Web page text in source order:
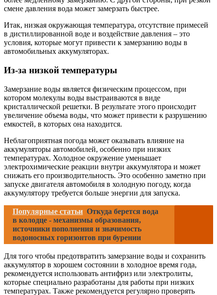
смене давления вода может замерзать быстрее.
Итак, низкая окружающая температура, отсутствие примесей
в дистиллированной воде и воздействие давления – это
условия, которые могут привести к замерзанию воды в
автомобильных аккумуляторах.
Из-за низкой температуры
Замерзание воды является физическим процессом, при
котором молекулы воды выстраиваются в виде
кристаллической решетки. В результате этого происходит
увеличение объема воды, что может привести к разрушению
емкостей, в которых она находится.
Неблагоприятная погода может оказывать влияние на
аккумуляторы автомобилей, особенно при низких
температурах. Холодное окружение уменьшает
электрохимические реакции внутри аккумулятора и может
снижать его производительность. Это особенно заметно при
запуске двигателя автомобиля в холодную погоду, когда
аккумулятору требуется больше энергии для запуска.
Популярные статьи Откуда берется вода
в колодце - механизмы образования,
источники пополнения и значимость
водоносных горизонтов при бурении
Для того чтобы предотвратить замерзание воды и сохранить
аккумулятор в хорошем состоянии в холодное время года,
рекомендуется использовать антифриз или электролиты,
которые специально разработаны для работы при низких
температурах. Также рекомендуется регулярно проверять